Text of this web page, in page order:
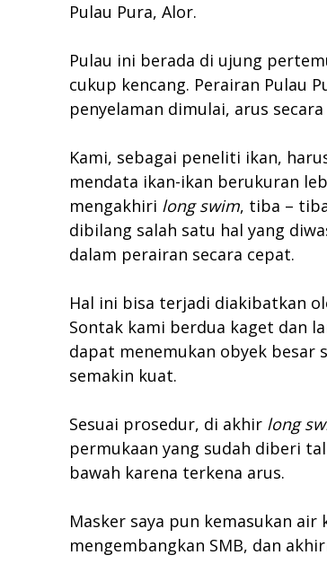
Pulau Pura, Alor.
Pulau ini berada di ujung
cukup kencang. Perairan Pulau
penyelaman dimulai, arus
Kami, sebagai peneliti ikan,
mendata ikan-ikan berukuran
mengakhiri long swim, tiba –
dibilang salah satu hal yang
dalam perairan secara cepat.
Hal ini bisa terjadi diakibatkan
Sontak kami berdua kaget dan
dapat menemukan obyek
semakin kuat.
Sesuai prosedur, di akhir long
permukaan yang sudah diberi
bawah karena terkena arus.
Masker saya pun kemasukan
mengembangkan SMB, dan